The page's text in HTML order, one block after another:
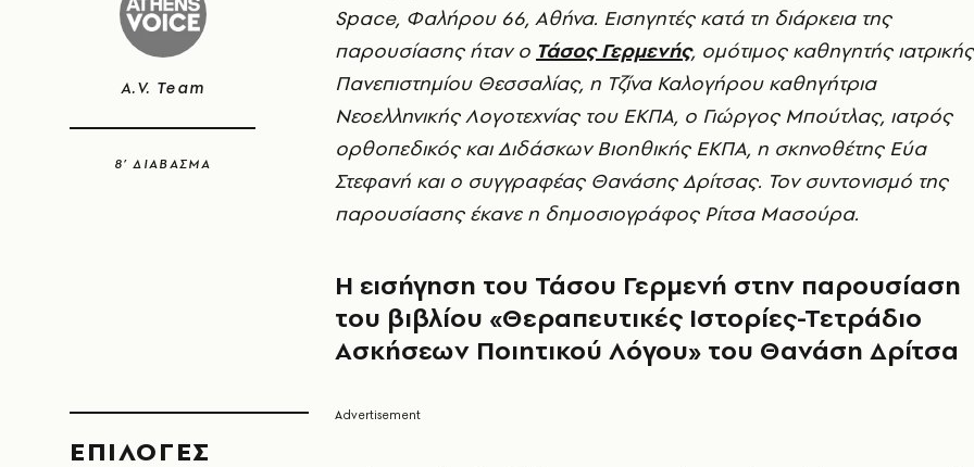
A.V. Team
8’ ΔΙΑΒΑΣΜΑ
EΠΙΛΟΓΈΣ
Space, Φαλήρου 66, Αθήνα. Εισηγητές κατά τη διάρκεια της
παρουσίασης ήταν ο Τάσος Γερμενής, ομότιμος καθηγητής ιατρικής
Πανεπιστημίου Θεσσαλίας, η Τζίνα Καλογήρου καθηγήτρια
Νεοελληνικής Λογοτεχνίας του ΕΚΠΑ, ο Γιώργος Μπούτλας, ιατρός
ορθοπεδικός και Διδάσκων Βιοηθικής ΕΚΠΑ, η σκηνοθέτης Εύα
Στεφανή και ο συγγραφέας Θανάσης Δρίτσας. Τον συντονισμό της
παρουσίασης έκανε η δημοσιογράφος Ρίτσα Μασούρα.
Η εισήγηση του Τάσου Γερμενή στην παρουσίαση
του βιβλίου «Θεραπευτικές Ιστορίες-Τετράδιο
Ασκήσεων Ποιητικού Λόγου» του Θανάση Δρίτσα